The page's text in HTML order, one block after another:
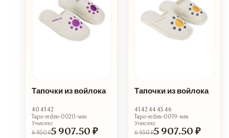
Тапочки из войлока
40 41 42
Tapo-erden-0020-wm
Унисекс
6 950 ₽5 907.50 ₽
Тапочки из войлока
41 42 44 45 46
Tapo-erden-0019-wm
Унисекс
6 950 ₽5 907.50 ₽